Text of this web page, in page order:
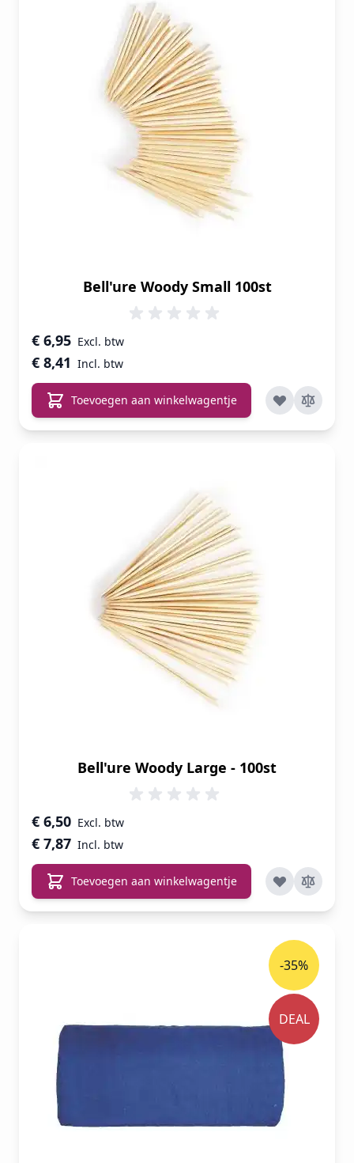
Bell'ure Woody Small 100st
€ 8,41
€ 6,95
Toevoegen aan winkelwagentje
Bell'ure Woody Large - 100st
€ 7,87
€ 6,50
Toevoegen aan winkelwagentje
-35%
DEAL